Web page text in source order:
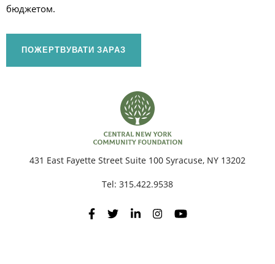
бюджетом.
ПОЖЕРТВУВАТИ ЗАРАЗ
431 East Fayette Street Suite 100 Syracuse, NY 13202
Tel: 315.422.9538